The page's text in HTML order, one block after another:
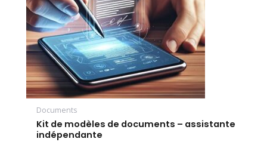
Documents
Kit de modèles de documents – assistante
indépendante